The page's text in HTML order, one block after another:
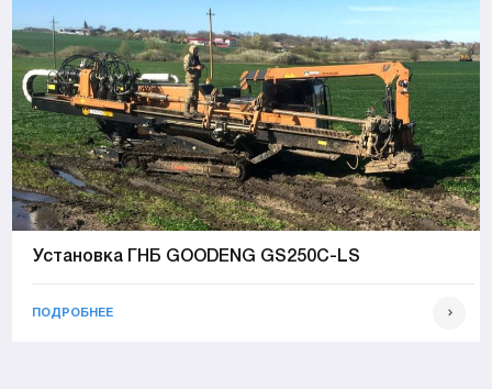
Установка ГНБ GOODENG GS250C-LS
ПОДРОБНЕЕ